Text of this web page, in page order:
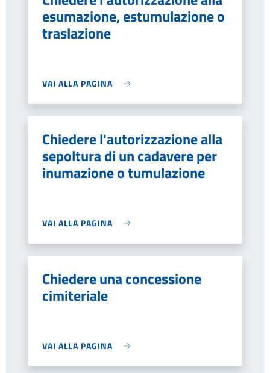
esumazione, estumulazione o
traslazione
VAI ALLA PAGINA
Chiedere l'autorizzazione alla
sepoltura di un cadavere per
inumazione o tumulazione
VAI ALLA PAGINA
Chiedere una concessione
cimiteriale
VAI ALLA PAGINA